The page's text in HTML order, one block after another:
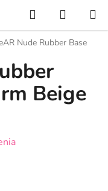
Hľadať
KOŠÍK
Nude Rubber Base
Beige